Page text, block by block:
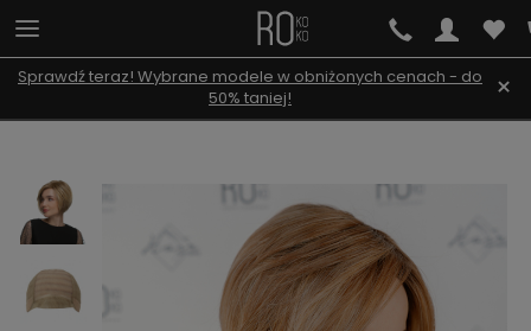
Sprawdź teraz! Wybrane modele w obniżonych cenach - do
50% taniej!
×